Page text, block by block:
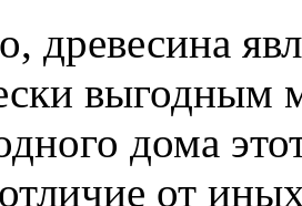
древесина
выгодным
дома
от